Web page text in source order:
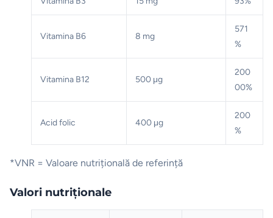
Vitamina B6 8 mg
571
%
Vitamina B12 500 μg
200
00%
Acid folic 400 μg
200
%
*VNR = Valoare nutrițională de referință
Valori nutriționale